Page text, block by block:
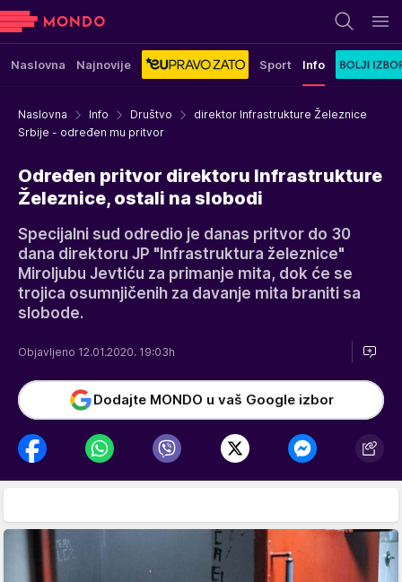
Naslovna Najnovije Sport Info
Naslovna Info Društvo
direktor Infrastrukture Železnice
Srbije - određen mu pritvor
Određen pritvor direktoru Infrastrukture
Železnice, ostali na slobodi
Specijalni sud odredio je danas pritvor do 30
dana direktoru JP "Infrastruktura železnice"
Miroljubu Jevtiću za primanje mita, dok će se
trojica osumnjičenih za davanje mita braniti sa
slobode.
Objavljeno 12.01.2020. 19:03h
Dodajte MONDO u vaš Google izbor